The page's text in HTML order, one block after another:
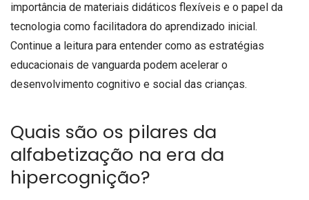
importância de materiais didáticos flexíveis e o papel da
tecnologia como facilitadora do aprendizado inicial.
Continue a leitura para entender como as estratégias
educacionais de vanguarda podem acelerar o
desenvolvimento cognitivo e social das crianças.
Quais são os pilares da
alfabetização na era da
hipercognição?